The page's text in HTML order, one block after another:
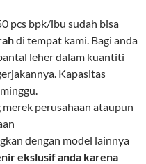
pcs bpk/ibu sudah bisa
di tempat kami. Bagi anda
leher dalam kuantiti
Kapasitas
perusahaan ataupun
dengan model lainnya
ekslusif anda karena